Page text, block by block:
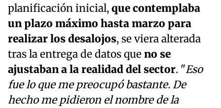
planificación inicial,que contemplaba
un plazo máximo hasta marzo para
realizar los desalojos, se viera alterada
tras la entrega de datos queno se
ajustaban a la realidad del sector. "Eso
fue lo que me preocupó bastante. De
hecho me pidieron el nombre de la